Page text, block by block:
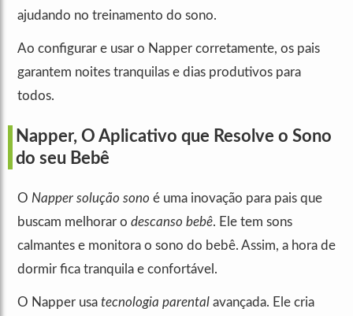
ajudando no treinamento do sono.
Ao configurar e usar o Napper corretamente, os pais
garantem noites tranquilas e dias produtivos para
todos.
Napper, O Aplicativo que Resolve o Sono
do seu Bebê
O Napper solução sono é uma inovação para pais que
buscam melhorar o descanso bebê. Ele tem sons
calmantes e monitora o sono do bebê. Assim, a hora de
dormir fica tranquila e confortável.
O Napper usa tecnologia parental avançada. Ele cria